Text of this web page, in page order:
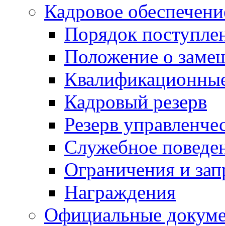
Кадровое
Порядок
Положение о
Кадровый резерв
Резерв
Служебное
Ограничения и
Награждения
Официальные